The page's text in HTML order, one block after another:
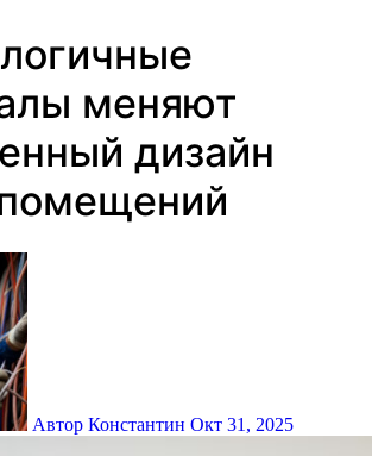
меняют
дизайн
Автор Константин Окт 31, 2025